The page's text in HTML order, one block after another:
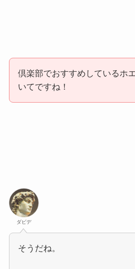
倶楽部でおすすめしているホ
いてですね！
ダビデ
そうだね。